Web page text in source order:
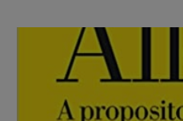
Interviste
RUBRICHE
Archeologie del
presente